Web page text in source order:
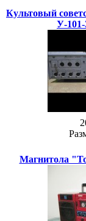
Культовый
У-
Магнитола